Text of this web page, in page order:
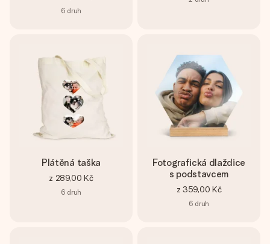
6 druh
Plátěná taška
z 289,00 Kč
6 druh
Fotografická dlaždice
s podstavcem
z 359,00 Kč
6 druh